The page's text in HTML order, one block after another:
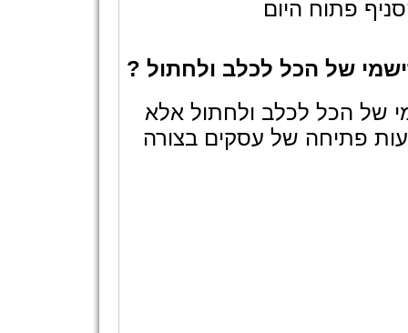
פתוח היום
של הכל לכלב ולחתול ?
של הכל לכלב ולחתול אלא
פתיחה של עסקים בצורה